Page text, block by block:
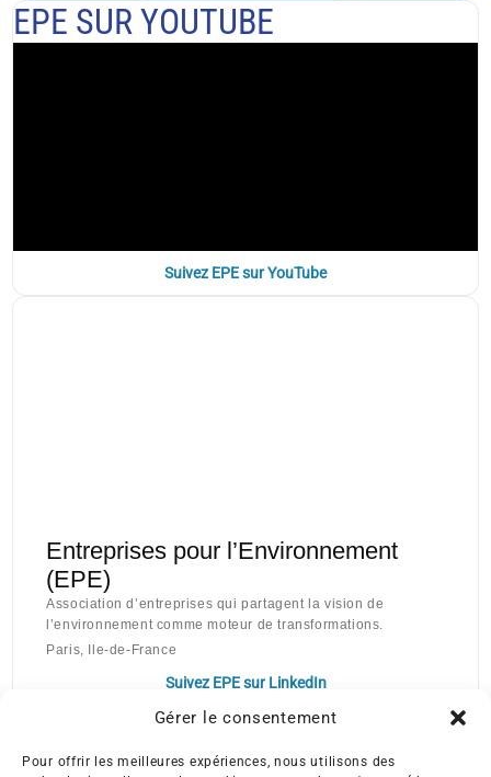
Gérer le consentement
Pour offrir les meilleures expériences, nous utilisons des
EPE SUR YOUTUBE
Suivez EPE sur YouTube
Entreprises pour l’Environnement
(EPE)
Association d’entreprises qui partagent la vision de
l’environnement comme moteur de transformations.
Paris, Ile-de-France
Suivez EPE sur LinkedIn